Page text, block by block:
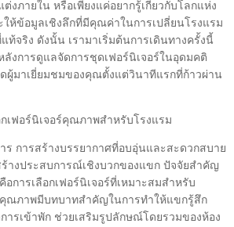
งภายใน หรือเพียงแค่อยากรู้เกี่ยวกับโลกแห่ง
ให้ข้อมูลเชิงลึกที่มีคุณค่าในการเปลี่ยนโรงแรม
ท้จริง ดังนั้น เรามาเริ่มต้นการเดินทางครั้งนี้
ลังการดูแลจัดการชุดเฟอร์นิเจอร์ในอุดมคติ
ผู้มาเยี่ยมชมของคุณตั้งแต่วินาทีแรกที่ก้าวผ่าน
เฟอร์นิเจอร์คุณภาพสำหรับโรงแรม
ร การสร้างบรรยากาศที่อบอุ่นและสะดวกสบาย
างประสบการณ์เชิงบวกของแขก ปัจจัยสำคัญ
การเลือกเฟอร์นิเจอร์ที่เหมาะสมสำหรับ
คุณภาพมีบทบาทสำคัญในการทำให้แขกรู้สึก
ารเข้าพัก ช่วยเสริมรูปลักษณ์โดยรวมของห้อง